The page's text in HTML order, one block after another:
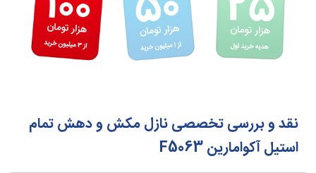
نقد و بررسی تخصصی نازل مکش و دهش تمام
استیل آکوامارین F5063